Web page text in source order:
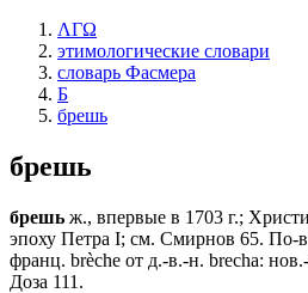
ΛΓΩ
этимологические словари
словарь Фасмера
Б
брешь
брешь
брешь ж., впервые в 1703 г.;
эпоху Петра I; см. Смирнов 65. По-
франц. brèche от д.-в.-н. brecha:
Доза 111.